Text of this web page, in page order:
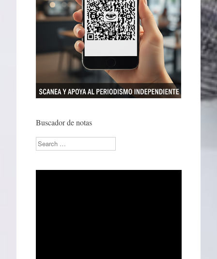
Buscador de notas
Search